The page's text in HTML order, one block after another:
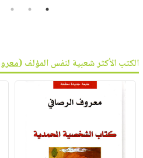
1
2
3
الكتب الأكثر شعبية لنفس المؤلف (